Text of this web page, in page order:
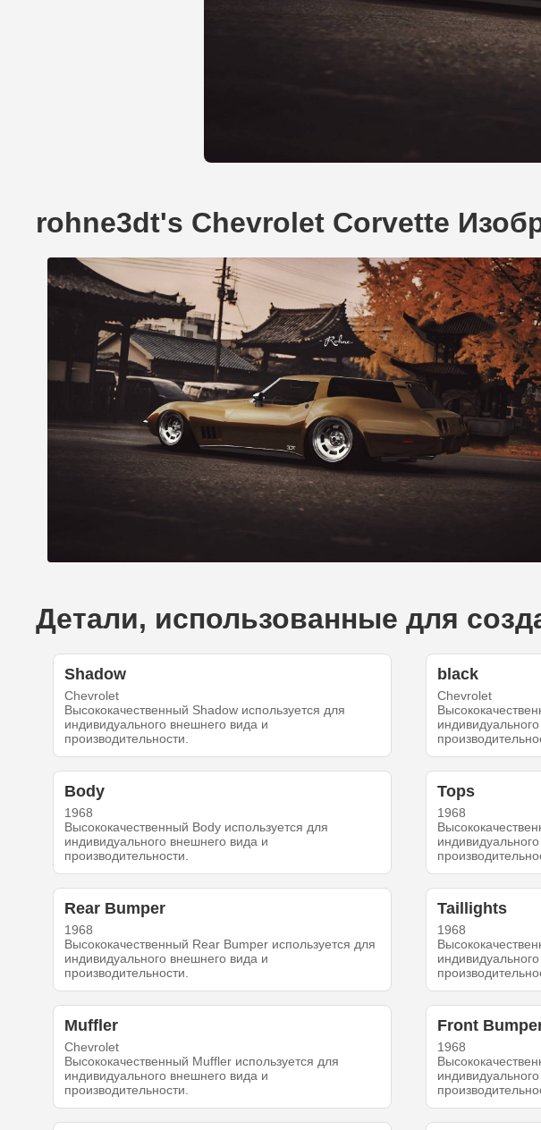
rohne3dt's Chevrolet Corvette
Детали, использованные для
Shadow
Chevrolet
Высококачественный Shadow используется для
индивидуального внешнего вида и
производительности.
black
Chevrolet
Body
1968
Высококачественный Body используется для
индивидуального внешнего вида и
производительности.
Tops
1968
Rear Bumper
1968
Высококачественный Rear Bumper используется для
индивидуального внешнего вида и
производительности.
Taillights
1968
Muffler
Chevrolet
Высококачественный Muffler используется для
индивидуального внешнего вида и
производительности.
Front
1968